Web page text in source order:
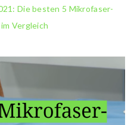
Die besten 5 Mikrofaser-
Vergleich